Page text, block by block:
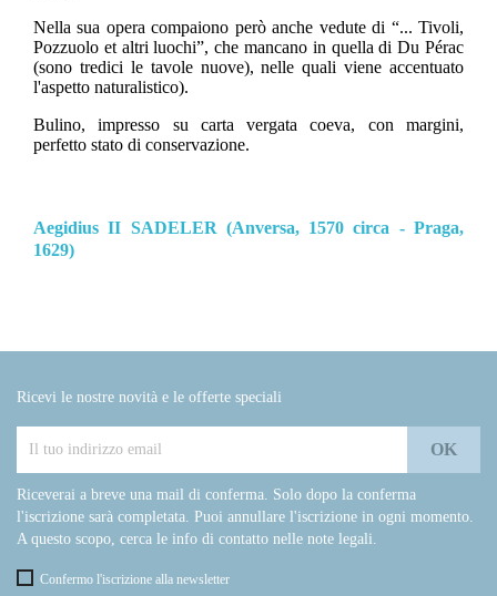
Nella sua opera compaiono però anche vedute di “... Tivoli,
Pozzuolo et altri luochi”, che mancano in quella di Du Pérac
(sono tredici le tavole nuove), nelle quali viene accentuato
l'aspetto naturalistico).
Bulino, impresso su carta vergata coeva, con margini,
perfetto stato di conservazione.
Aegidius II SADELER (Anversa, 1570 circa - Praga,
1629)
Ricevi le nostre novità e le offerte speciali
Riceverai a breve una mail di conferma. Solo dopo la conferma
l'iscrizione sarà completata. Puoi annullare l'iscrizione in ogni momento.
A questo scopo, cerca le info di contatto nelle note legali.
Confermo l'iscrizione alla newsletter